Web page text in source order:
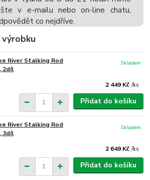
v e-mailu nebo on-line chatu,
co nejdříve.
River Stalking Rod
2díl
2 449 Kč /ks
Skladem
Přidat do košíku
River Stalking Rod
3díl
2 649 Kč /ks
Skladem
Přidat do košíku